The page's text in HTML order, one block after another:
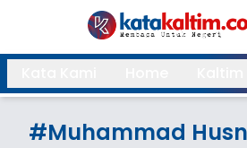
Daerah
Kukar
Samarinda
Bontang
Balikpapan
Search
#Muhammad